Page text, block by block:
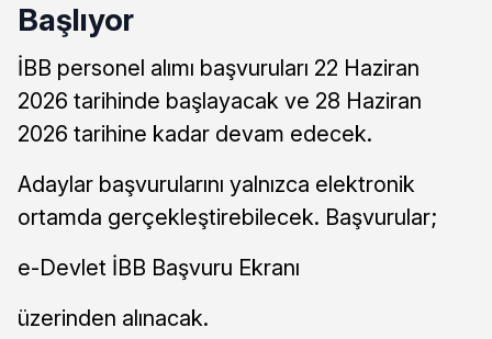
Başlıyor
İBB personel alımı başvuruları 22 Haziran
2026 tarihinde başlayacak ve 28 Haziran
2026 tarihine kadar devam edecek.
Adaylar başvurularını yalnızca elektronik
ortamda gerçekleştirebilecek. Başvurular;
e-Devlet İBB Başvuru Ekranı
üzerinden alınacak.